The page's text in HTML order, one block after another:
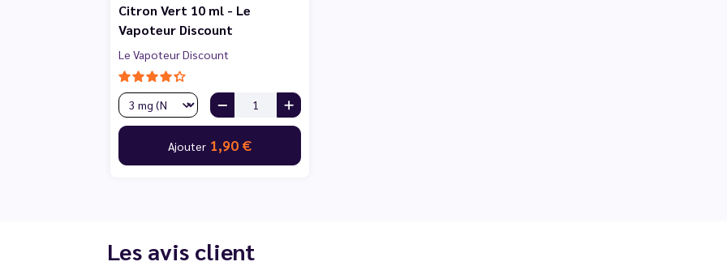
Citron Vert 10 ml - Le
Vapoteur Discount
Le Vapoteur Discount
Ajouter 1,90 €
Les avis client